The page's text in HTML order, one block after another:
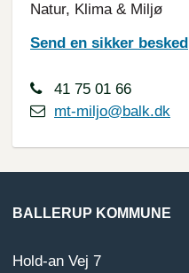
Natur, Klima & Miljø
Send en sikker besked
41 75 01 66
mt-miljo@balk.dk
BALLERUP KOMMUNE
Hold-an Vej 7